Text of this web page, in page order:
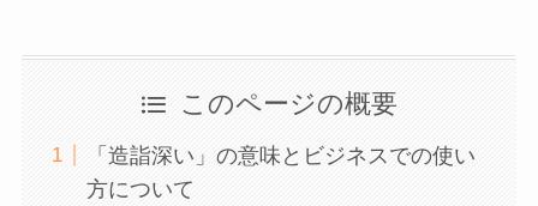
このページの概要
「造詣深い」の意味とビジネスでの使い
方について